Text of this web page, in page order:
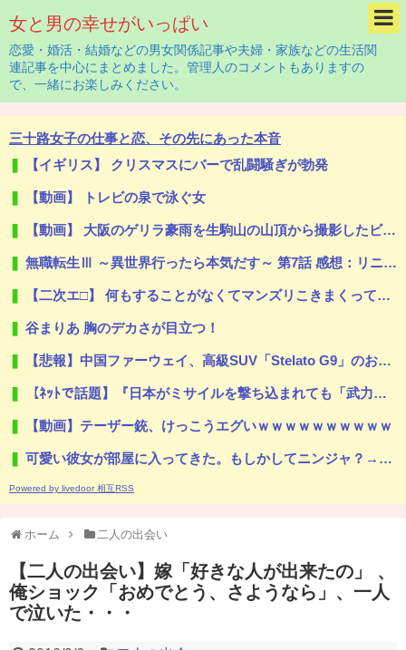
女と男の幸せがいっぱい
恋愛・婚活・結婚などの男女関係記事や夫婦・家族などの生活関
連記事を中心にまとめました。管理人のコメントもありますの
で、一緒にお楽しみください。
三十路女子の仕事と恋、その先にあった本音
【イギリス】 クリスマスにバーで乱闘騒ぎが勃発
【動画】 トレビの泉で泳ぐ女
【動画】 大阪のゲリラ豪雨を生駒山の山頂から撮影したビデオが美しい。
無職転生Ⅲ ～異世界行ったら本気だす～ 第7話 感想：リニアとプルセナが決闘！卒業していなくなるの寂しい！
【二次エ□】 何もすることがなくてマンズリこきまくってる女の子のエ□画像
谷まりあ 胸のデカさが目立つ！
【悲報】中国ファーウェイ、高級SUV「Stelato G9」のお披露目で流れた動画にAI疑惑…「泥だらけの場所走っても車が綺麗ｗ」「走ったところにタイヤ痕が無いｗ」
【ﾈｯﾄで話題】『日本がミサイルを撃ち込まれても「武力強化すれば良かった」ではなく「外交不足」なんですよ！』ｗｗｗｗｗｗｗｗｗｗｗｗｗｗｗｗ
【動画】テーザー銃、けっこうエグいｗｗｗｗｗｗｗｗｗｗ
可愛い彼女が部屋に入ってきた。もしかしてニンジャ？→スタイリッシュな動きはこちらです…
Powered by livedoor 相互RSS
ホーム 二人の出会い
【二人の出会い】嫁「好きな人が出来たの」 、
俺ショック「おめでとう、さようなら」、一人
で泣いた・・・